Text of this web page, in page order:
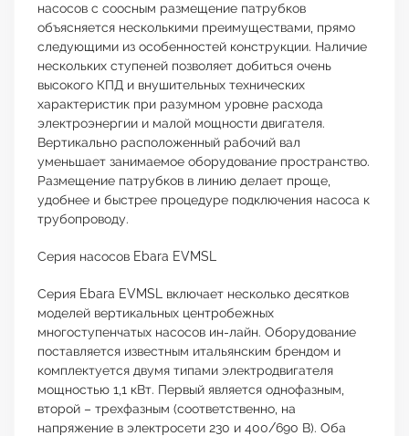
насосов с соосным размещение патрубков
объясняется несколькими преимуществами, прямо
следующими из особенностей конструкции. Наличие
нескольких ступеней позволяет добиться очень
высокого КПД и внушительных технических
характеристик при разумном уровне расхода
электроэнергии и малой мощности двигателя.
Вертикально расположенный рабочий вал
уменьшает занимаемое оборудование пространство.
Размещение патрубков в линию делает проще,
удобнее и быстрее процедуре подключения насоса к
трубопроводу.
Серия насосов Ebara EVMSL
Серия Ebara EVMSL включает несколько десятков
моделей вертикальных центробежных
многоступенчатых насосов ин-лайн. Оборудование
поставляется известным итальянским брендом и
комплектуется двумя типами электродвигателя
мощностью 1,1 кВт. Первый является однофазным,
второй – трехфазным (соответственно, на
напряжение в электросети 230 и 400/690 В). Оба